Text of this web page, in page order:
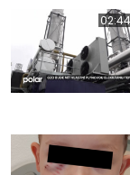
02:44